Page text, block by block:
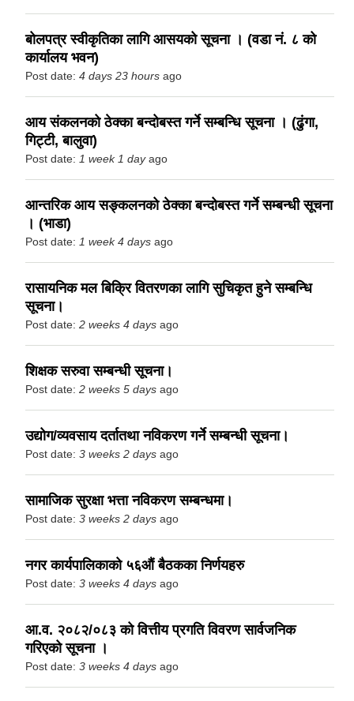
बोलपत्र स्वीकृतिका लागि आसयको सूचना । (वडा नं. ८ को
कार्यालय भवन)
Post date: 4 days 23 hours ago
आय संकलनको ठेक्का बन्दोबस्त गर्ने सम्बन्धि सूचना । (ढुंगा,
गिट्टी, बालुवा)
Post date: 1 week 1 dayago
आन्तरिक आय सङ्कलनको ठेक्का बन्दोबस्त गर्ने सम्बन्धी सूचना
। (भाडा)
Post date: 1 week 4 days ago
रासायनिक मल बिक्रि वितरणका लागि सुचिकृत हुने सम्बन्धि
सूचना।
Post date: 2 weeks 4 days ago
शिक्षक सरुवा सम्बन्धी सूचना।
Post date: 2 weeks 5 days ago
उद्योग/व्यवसाय दर्तातथा नविकरण गर्ने सम्बन्धी सूचना।
Post date: 3 weeks 2 days ago
सामाजिक सुरक्षा भत्ता नविकरण सम्बन्धमा।
Post date: 3 weeks 2 days ago
नगर कार्यपालिकाको ५६औं बैठकका निर्णयहरु
Post date: 3 weeks 4 days ago
आ.व. २०८२/०८३ को वित्तीय प्रगति विवरण सार्वजनिक
गरिएको सूचना ।
Post date: 3 weeks 4 days ago